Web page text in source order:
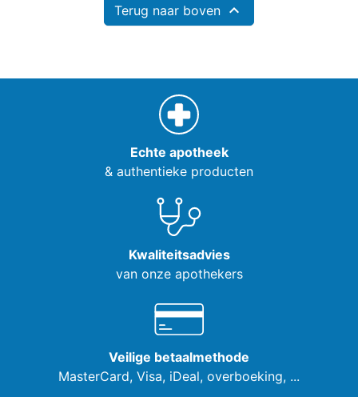
Terug naar boven 
Echte apotheek
& authentieke producten
Kwaliteitsadvies
van onze apothekers
Veilige betaalmethode
MasterCard, Visa, iDeal, overboeking, ...